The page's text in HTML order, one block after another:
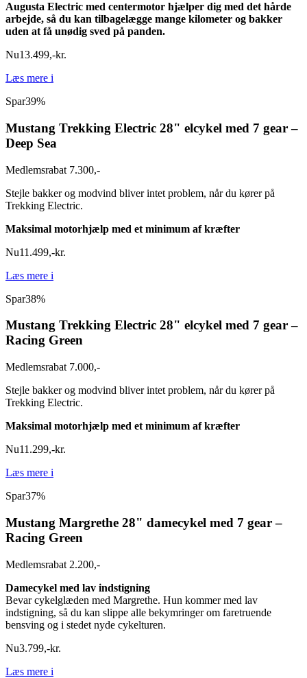
Augusta Electric med centermotor hjælper dig med det hårde
arbejde, så du kan tilbagelægge mange kilometer og bakker
uden at få unødig sved på panden.
Nu13.499,-kr.
Læs mere i
Spar39%
Mustang Trekking Electric 28" elcykel med 7 gear –
Deep Sea
Medlemsrabat 7.300,-
Stejle bakker og modvind bliver intet problem, når du kører på
Trekking Electric.
Maksimal motorhjælp med et minimum af kræfter
Nu11.499,-kr.
Læs mere i
Spar38%
Mustang Trekking Electric 28" elcykel med 7 gear –
Racing Green
Medlemsrabat 7.000,-
Stejle bakker og modvind bliver intet problem, når du kører på
Trekking Electric.
Maksimal motorhjælp med et minimum af kræfter
Nu11.299,-kr.
Læs mere i
Spar37%
Mustang Margrethe 28" damecykel med 7 gear –
Racing Green
Medlemsrabat 2.200,-
Damecykel med lav indstigning
Bevar cykelglæden med Margrethe. Hun kommer med lav
indstigning, så du kan slippe alle bekymringer om faretruende
bensving og i stedet nyde cykelturen.
Nu3.799,-kr.
Læs mere i